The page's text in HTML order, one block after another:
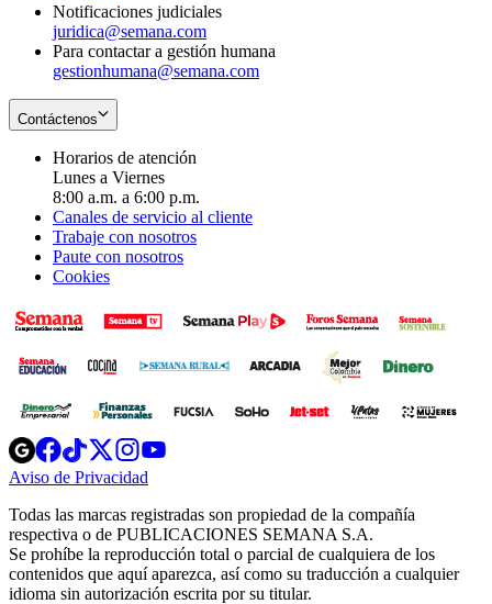
Notificaciones judiciales
juridica@semana.com
Para contactar a gestión humana
gestionhumana@semana.com
Contáctenos
Horarios de atención
Lunes a Viernes
8:00 a.m. a 6:00 p.m.
Canales de servicio al cliente
Trabaje con nosotros
Paute con nosotros
Cookies
Opens
in
new
Opens
in
new
Opens
in
new
window
Opens
new
windowwindow
Aviso de Privacidad
new
window
Todas las marcas registradas son propiedad de la compañía
respectiva o de PUBLICACIONES SEMANA S.A.
Se prohíbe la reproducción total o parcial de cualquiera de los
contenidos que aquí aparezca, así como su traducción a cualquier
idioma sin autorización escrita por su titular.